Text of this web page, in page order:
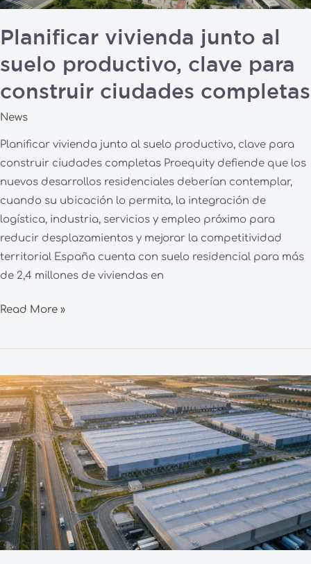
Planificar vivienda junto al
suelo productivo, clave para
construir ciudades completas
News
Planificar vivienda junto al suelo productivo, clave para
construir ciudades completas Proequity defiende que los
nuevos desarrollos residenciales deberían contemplar,
cuando su ubicación lo permita, la integración de
logística, industria, servicios y empleo próximo para
reducir desplazamientos y mejorar la competitividad
territorial España cuenta con suelo residencial para más
de 2,4 millones de viviendas en
ciudades
completas
Read More »
La
escasez
de
suelo
finalista
redefine
el
mapa
logístico
español